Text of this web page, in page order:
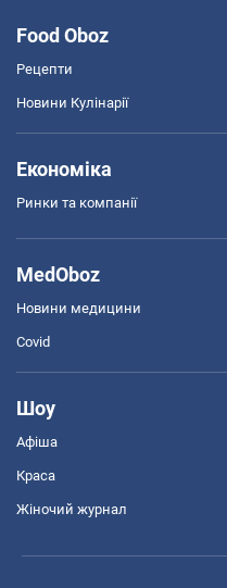
Food Oboz
Рецепти
Новини Кулінарії
Економіка
Ринки та компанії
MedOboz
Новини медицини
Covid
Шоу
Афіша
Краса
Жіночий журнал